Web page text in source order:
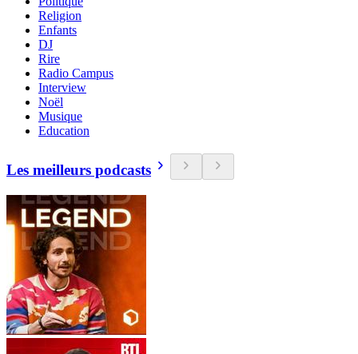
Religion
Enfants
DJ
Rire
Radio Campus
Interview
Noël
Musique
Education
Les meilleurs podcasts